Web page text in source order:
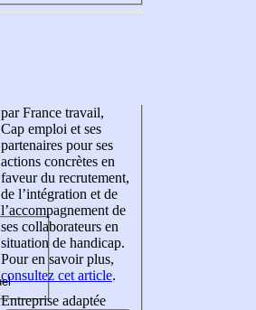
par France travail,
Cap emploi et ses
partenaires pour ses
actions concrètes en
faveur du recrutement,
de l’intégration et de
l’accompagnement de
ses collaborateurs en
situation de handicap.
Pour en savoir plus,
consultez cet article.
Entreprise adaptée